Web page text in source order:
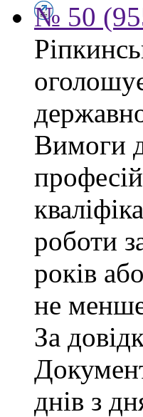
№ 50
Вимоги
роботи
років
не
За
днів з